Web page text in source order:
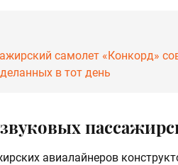
самолет «Конкорд»
в тот день
авиалайнеров